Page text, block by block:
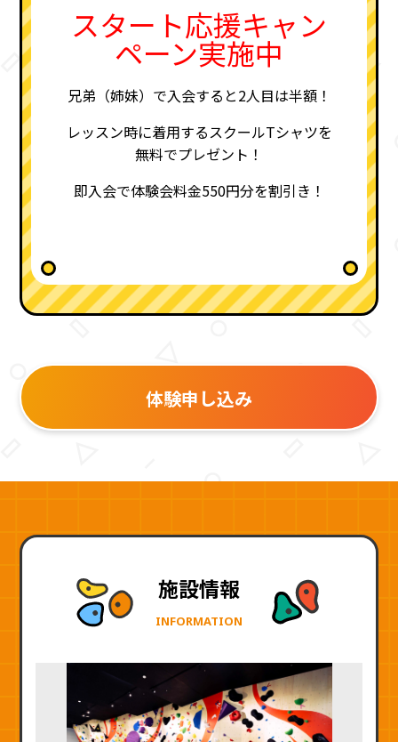
スタート応援キャン
ペーン実施中
兄弟（姉妹）で入会すると2人目は半額！
レッスン時に着用するスクールTシャツを
無料でプレゼント！
即入会で体験会料金550円分を割引き！
体験申し込み
施設情報
INFORMATION